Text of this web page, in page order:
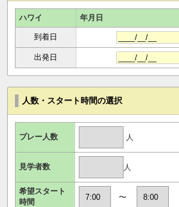
ハワイ 年月日
到着日
出発日
人数・スタート時間の選択
プレー人数 人
見学者数 人
希望スタート
時間
〜